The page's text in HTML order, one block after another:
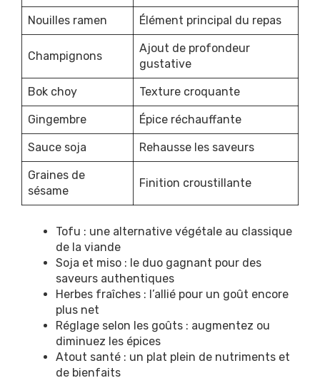
Nouilles ramen Élément principal du repas
Champignons
Ajout de profondeur
gustative
Bok choy Texture croquante
Gingembre Épice réchauffante
Sauce soja Rehausse les saveurs
Graines de
sésame
Finition croustillante
Tofu : une alternative végétale au classique
de la viande
Soja et miso : le duo gagnant pour des
saveurs authentiques
Herbes fraîches : l’allié pour un goût encore
plus net
Réglage selon les goûts : augmentez ou
diminuez les épices
Atout santé : un plat plein de nutriments et
de bienfaits